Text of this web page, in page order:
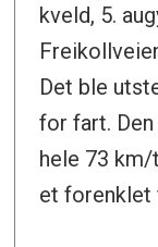
kveld, 5.
Det ble
for fart.
hele 73
et forenklet